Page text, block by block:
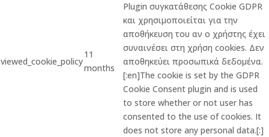
viewed_cookie_policy
11
months
Plugin συγκατάθεσης Cookie GDPR
και χρησιμοποιείται για την
αποθήκευση του αν ο χρήστης έχει
συναινέσει στη χρήση cookies. Δεν
αποθηκεύει προσωπικά δεδομένα.
[:en]The cookie is set by the GDPR
Cookie Consent plugin and is used
to store whether or not user has
consented to the use of cookies. It
does not store any personal data.[:]